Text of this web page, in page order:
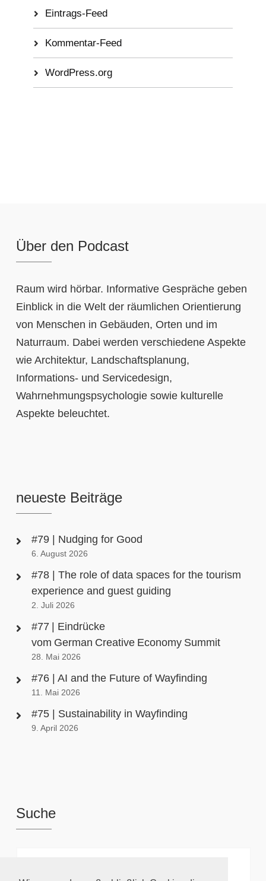
Eintrags-Feed
Kommentar-Feed
WordPress.org
Über den Podcast
Raum wird hörbar. Informative Gespräche geben
Einblick in die Welt der räumlichen Orientierung
von Menschen in Gebäuden, Orten und im
Naturraum. Dabei werden verschiedene Aspekte
wie Architektur, Landschaftsplanung,
Informations- und Servicedesign,
Wahrnehmungspsychologie sowie kulturelle
Aspekte beleuchtet.
neueste Beiträge
#79 | Nudging for Good
6. August 2026
#78 | The role of data spaces for the tourism
experience and guest guiding
2. Juli 2026
#77 | Eindrücke
vom German Creative Economy Summit
28. Mai 2026
#76 | AI and the Future of Wayfinding
11. Mai 2026
#75 | Sustainability in Wayfinding
9. April 2026
Suche